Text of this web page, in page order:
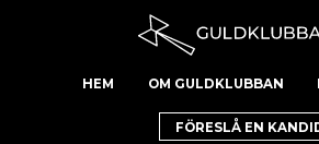
HEM OM GULDKLUBBAN
FÖRESLÅ EN